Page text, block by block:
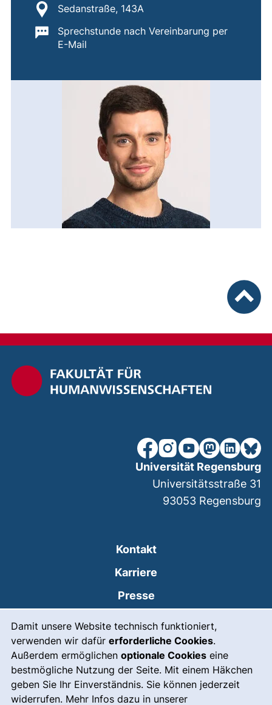
Damit unsere Website technisch funktioniert,
verwenden wir dafür erforderliche Cookies.
Außerdem ermöglichen optionale Cookies eine
bestmögliche Nutzung der Seite. Mit einem Häkchen
geben Sie Ihr Einverständnis. Sie können jederzeit
widerrufen. Mehr Infos dazu in unserer
Standort:
Sedanstraße, 143A
Wichtige Informationen:
Sprechstunde nach Vereinbarung per
E-Mail
unsere Facebook-Seite
unsere Instagram-
unsere YouTube-
unsereunsere
Kontakt
Karriere
Presse
Leichte Sprache
Gebärdensprache
Notfall(externer Link, öffnet
Universität Regensburg
Universitätsstraße 31
93053 Regensburg